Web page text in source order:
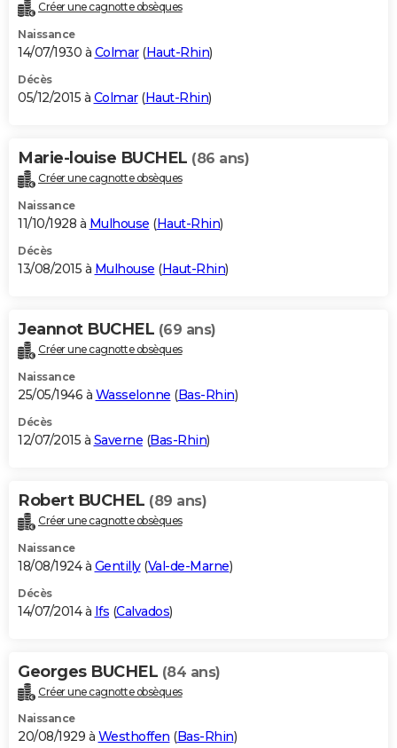
Créer une cagnotte obsèques
Naissance
14/07/1930 à Colmar(Haut-Rhin)
Décès
05/12/2015 à Colmar(Haut-Rhin)
Marie-louise BUCHEL (86 ans)
Créer une cagnotte obsèques
Naissance
11/10/1928 à Mulhouse (Haut-Rhin)
Décès
13/08/2015 à Mulhouse (Haut-Rhin)
Jeannot BUCHEL (69 ans)
Créer une cagnotte obsèques
Naissance
25/05/1946 à Wasselonne (Bas-Rhin)
Décès
12/07/2015 à Saverne (Bas-Rhin)
Robert BUCHEL (89 ans)
Créer une cagnotte obsèques
Naissance
18/08/1924 à Gentilly(Val-de-Marne)
Décès
14/07/2014 à Ifs (Calvados)
Georges BUCHEL (84 ans)
Créer une cagnotte obsèques
Naissance
20/08/1929 à Westhoffen (Bas-Rhin)